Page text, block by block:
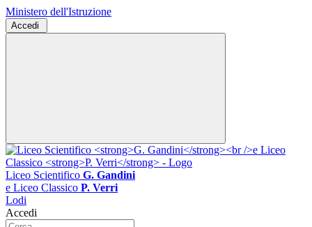
Ministero dell'Istruzione
Accedi
Liceo Scientifico G. Gandini
e Liceo Classico P. Verri
Lodi
Accedi